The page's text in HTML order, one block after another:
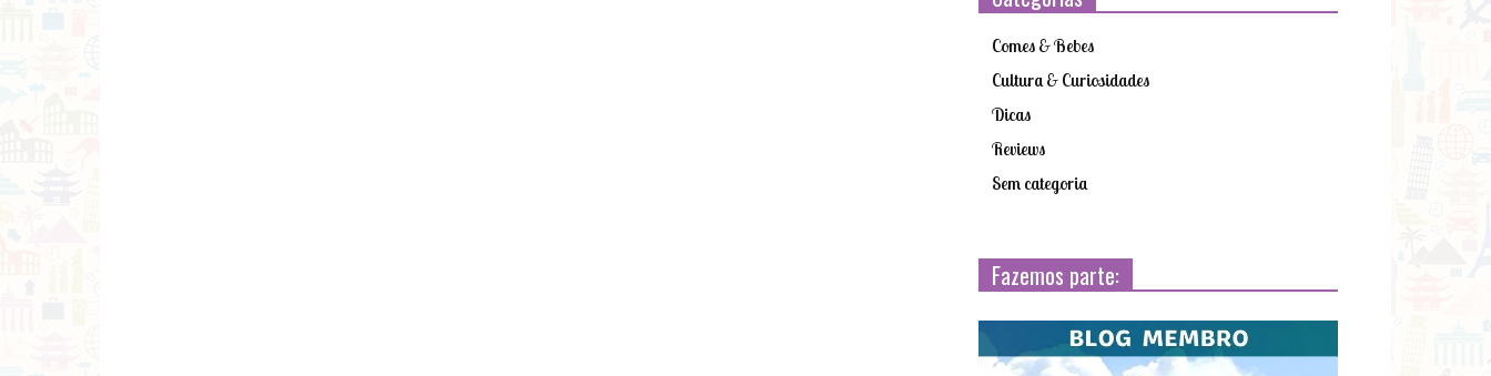
Comes & Bebes
Cultura & Curiosidades
Dicas
Reviews
Sem categoria
Fazemos parte: